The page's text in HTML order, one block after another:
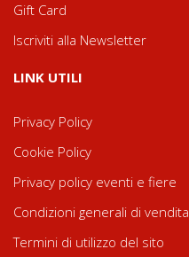
Gift Card
Iscriviti alla Newsletter
LINK UTILI
Privacy Policy
Cookie Policy
Privacy policy eventi e fiere
Condizioni generali di vendita
Termini di utilizzo del sito